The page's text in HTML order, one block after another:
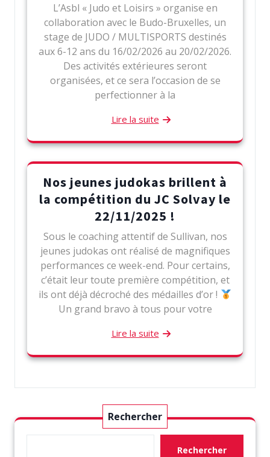
L’Asbl « Judo et Loisirs » organise en
collaboration avec le Budo-Bruxelles, un
stage de JUDO / MULTISPORTS destinés
aux 6-12 ans du 16/02/2026 au 20/02/2026.
Des activités extérieures seront
organisées, et ce sera l’occasion de se
perfectionner à la
Lire la suite
Nos jeunes judokas brillent à
la compétition du JC Solvay le
22/11/2025 !
Sous le coaching attentif de Sullivan, nos
jeunes judokas ont réalisé de magnifiques
performances ce week-end. Pour certains,
c’était leur toute première compétition, et
ils ont déjà décroché des médailles d’or !
Un grand bravo à tous pour votre
Lire la suite
Rechercher
Rechercher